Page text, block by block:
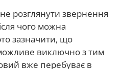
розглянути звернення
чого можна
зазначити, що
виключно з тим
вже перебуває в